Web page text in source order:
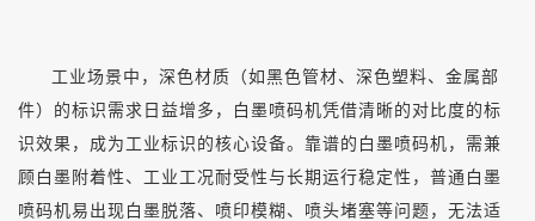
工业场景中，深色材质（如黑色管材、深色塑料、金属部
件）的标识需求日益增多，白墨喷码机凭借清晰的对比度的标
识效果，成为工业标识的核心设备。靠谱的白墨喷码机，需兼
顾白墨附着性、工业工况耐受性与长期运行稳定性，普通白墨
喷码机易出现白墨脱落、喷印模糊、喷头堵塞等问题，无法适